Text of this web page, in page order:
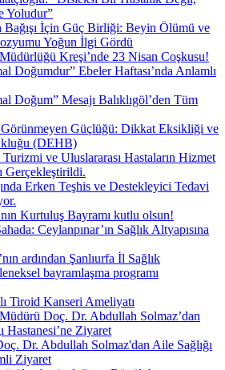
Yoludur”
Bağışı İçin Güç Birliği: Beyin Ölümü ve
Yoğun İlgi Gördü
Kreşi’nde 23 Nisan Coşkusu!
Doğumdur” Ebeler Haftası’nda Anlamlı
Doğum” Mesajı Balıklıgöl’den Tüm
Görünmeyen Güçlüğü: Dikkat Eksikliği ve
(DEHB)
Turizmi ve Uluslararası Hastaların Hizmet
Gerçekleştirildi.
Erken Teşhis ve Destekleyici Tedavi
Kurtuluş Bayramı kutlu olsun!
Ceylanpınar’ın Sağlık Altyapısına
ardından Şanlıurfa İl Sağlık
bayramlaşma programı
Tiroid Kanseri Ameliyatı
Doç. Dr. Abdullah Solmaz’dan
Hastanesi’ne Ziyaret
Dr. Abdullah Solmaz'dan Aile Sağlığı
Ziyaret